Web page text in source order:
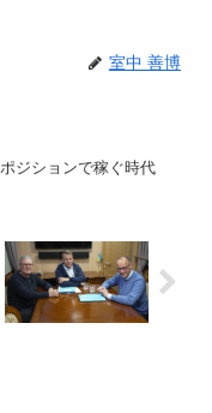
室中 善博
ジションで稼ぐ時代